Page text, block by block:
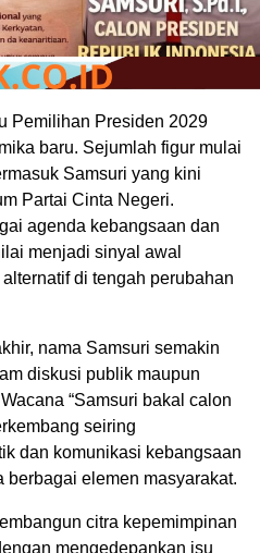
Pemilihan Presiden 2029
baru. Sejumlah figur mulai
Samsuri yang kini
Partai Cinta Negeri.
agenda kebangsaan dan
menjadi sinyal awal
di tengah perubahan
nama Samsuri semakin
diskusi publik maupun
“Samsuri bakal calon
seiring
dan komunikasi kebangsaan
elemen masyarakat.
citra kepemimpinan
mengedepankan isu